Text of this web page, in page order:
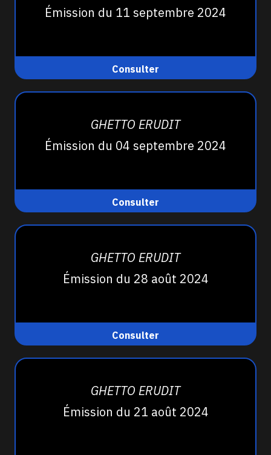
Émission du 11 septembre 2024
Consulter
GHETTO ERUDIT
Émission du 04 septembre 2024
Consulter
GHETTO ERUDIT
Émission du 28 août 2024
Consulter
GHETTO ERUDIT
Émission du 21 août 2024